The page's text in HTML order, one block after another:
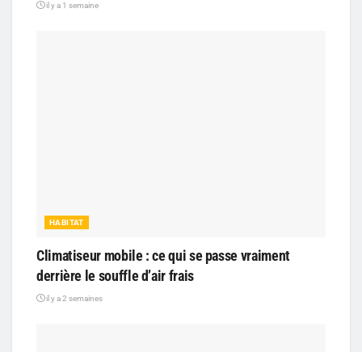
il y a 1 semaine
HABITAT
Climatiseur mobile : ce qui se passe vraiment
derrière le souffle d’air frais
il y a 2 semaines